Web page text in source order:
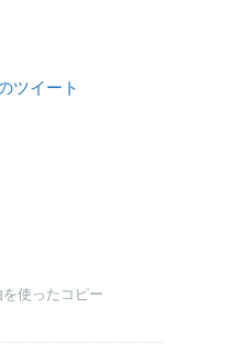
ツイート
使ったコピー